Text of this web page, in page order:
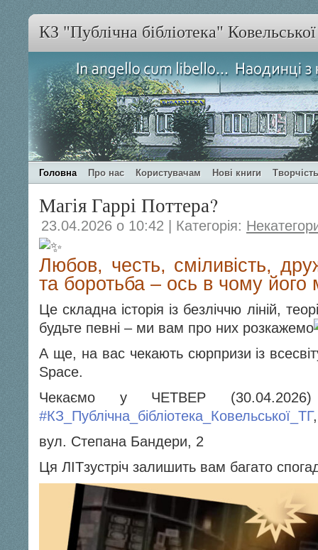
КЗ "Публічна бібліотека"
Головна Про нас Користувачам Нові книги
Магія Гаррі Поттера?
23.04.2026 о 10:42 | Категорія:
Любов, честь, сміливість,
та боротьба – ось в чому його
Це складна історія із безліччю ліній,
будьте певні – ми вам про них розкажемо
А ще, на вас чекають сюрпризи із
Space.
Чекаємо у ЧЕТВЕР
#КЗ_Публічна_бібліотека_Ковельської_ТГ,
вул. Степана Бандери, 2
Ця ЛІTзустріч залишить вам багато